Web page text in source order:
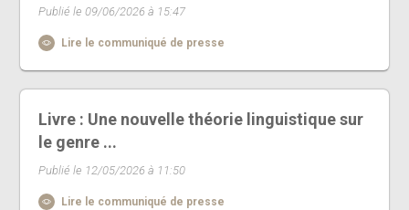
Publié le 09/06/2026 à 15:47
Lire le communiqué de presse
Livre : Une nouvelle théorie linguistique sur
le genre ...
Publié le 12/05/2026 à 11:50
Lire le communiqué de presse